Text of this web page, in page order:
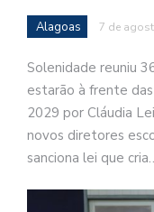
Alagoas 7 de
Solenidade reuniu
estarão à frente
2029 por Cláudia
novos diretores
sanciona lei que